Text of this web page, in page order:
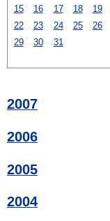
15
16 17 18 19
22
23 24 25 26
29
30 31
2007
2006
2005
2004